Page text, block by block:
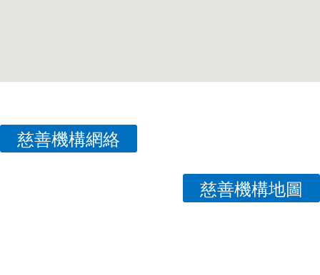
慈善機構網絡
慈善機構地圖